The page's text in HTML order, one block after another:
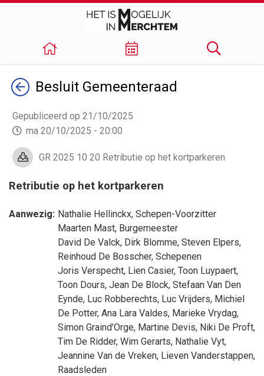
TerugBesluit Gemeenteraad
Gepubliceerd op 21/10/2025
ma 20/10/2025 - 20:00
GR 2025 10 20 Retributie op het kortparkeren
Retributie op het kortparkeren
Aanwezig: Nathalie Hellinckx, Schepen-Voorzitter
Maarten Mast, Burgemeester
David De Valck, Dirk Blomme, Steven Elpers,
Reinhoud De Bosscher, Schepenen
Joris Verspecht, Lien Casier, Toon Luypaert,
Toon Dours, Jean De Block, Stefaan Van Den
Eynde, Luc Robberechts, Luc Vrijders, Michiel
De Potter, Ana Lara Valdes, Marieke Vrydag,
Simon Graind'Orge, Martine Devis, Niki De Proft,
Tim De Ridder, Wim Gerarts, Nathalie Vyt,
Jeannine Van de Vreken, Lieven Vanderstappen,
Raadsleden